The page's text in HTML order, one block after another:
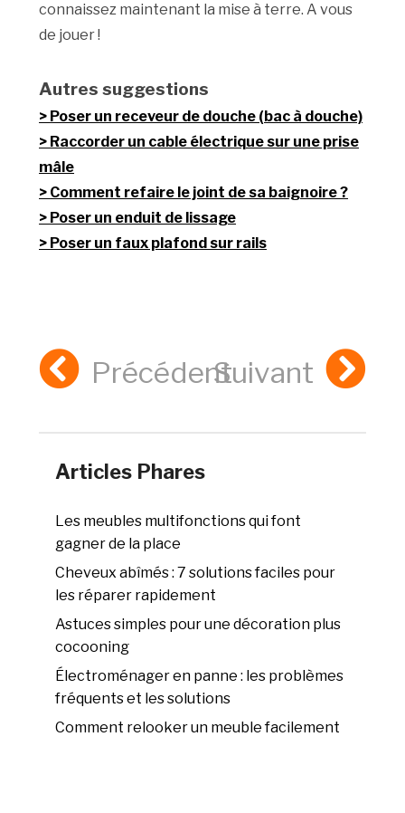
connaissez maintenant la mise à terre. A vous
de jouer !
Autres suggestions
Poser un receveur de douche (bac à douche)
Raccorder un cable électrique sur une prise
mâle
Comment refaire le joint de sa baignoire ?
Poser un enduit de lissage
Poser un faux plafond sur rails
PrécédentSuivant
Articles Phares
Les meubles multifonctions qui font
gagner de la place
Cheveux abîmés : 7 solutions faciles pour
les réparer rapidement
Astuces simples pour une décoration plus
cocooning
Électroménager en panne : les problèmes
fréquents et les solutions
Comment relooker un meuble facilement